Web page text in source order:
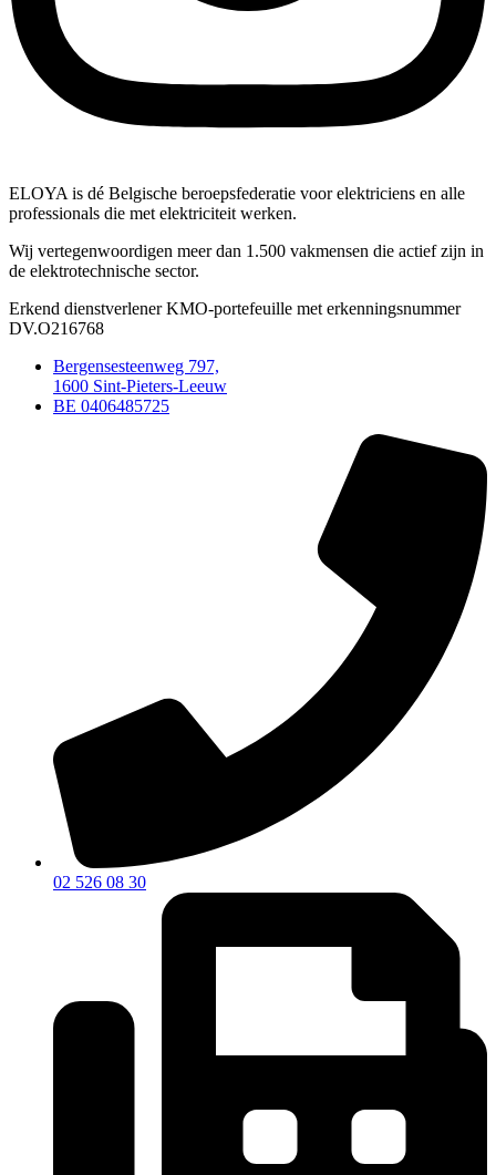
ELOYA is dé Belgische beroepsfederatie voor elektriciens en alle
professionals die met elektriciteit werken.
Wij vertegenwoordigen meer dan 1.500 vakmensen die actief zijn in
de elektrotechnische sector.
Erkend dienstverlener KMO-portefeuille met erkenningsnummer
DV.O216768
Bergensesteenweg 797,
1600 Sint-Pieters-Leeuw
BE 0406485725
02 526 08 30